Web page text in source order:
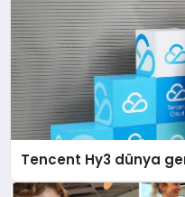
Tencent Hy3 dünya